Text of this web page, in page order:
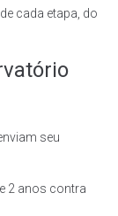
cada etapa, do
seu
2 anos contra